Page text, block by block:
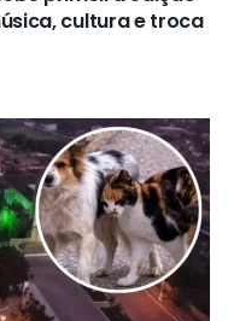
cultura e troca